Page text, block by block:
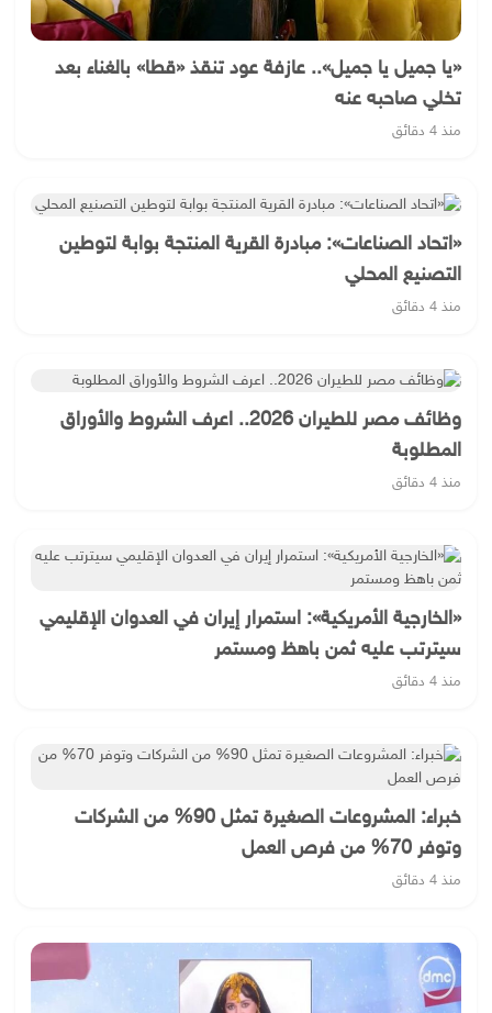
«يا جميل يا جميل».. عازفة عود تنقذ «قطا» بالغناء بعد
تخلي صاحبه عنه
منذ 4 دقائق
«اتحاد الصناعات»: مبادرة القرية المنتجة بوابة لتوطين
التصنيع المحلي
منذ 4 دقائق
وظائف مصر للطيران 2026.. اعرف الشروط والأوراق
المطلوبة
منذ 4 دقائق
«الخارجية الأمريكية»: استمرار إيران في العدوان الإقليمي
سيترتب عليه ثمن باهظ ومستمر
منذ 4 دقائق
خبراء: المشروعات الصغيرة تمثل 90% من الشركات
وتوفر 70% من فرص العمل
منذ 4 دقائق